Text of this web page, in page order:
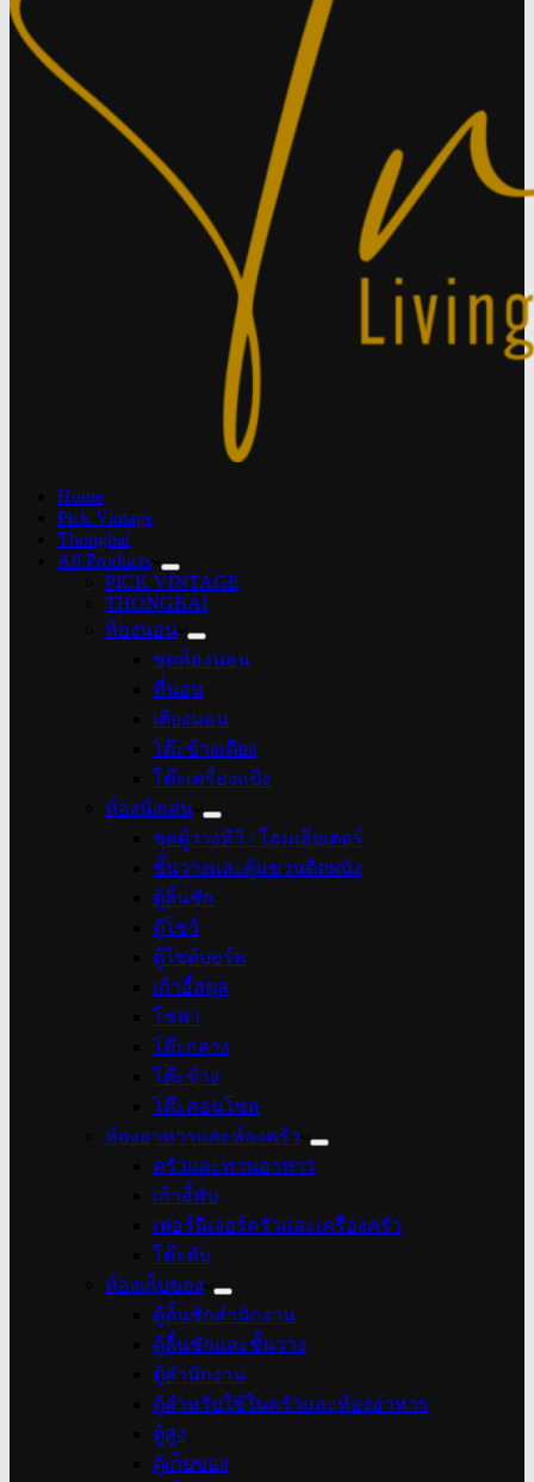
Home
Pick Vintage
Thongbai
All Products
PICK VINTAGE
THONGBAI
ห้องนอน
ชุดห้องนอน
ที่นอน
เตียงนอน
โต๊ะข้างเตียง
โต๊ะเครื่องแป้ง
ห้องนั่งเล่น
ชุดตู้วางทีวี / โฮมเธียเตอร์
ชั้นวางและตู้แขวนติดผนัง
ตู้ลิ้นชัก
ตู้โชว์
ตู้ไซด์บอร์ด
เก้าอี้สตูล
โซฟา
โต๊ะกลาง
โต๊ะข้าง
โต๊ะคอนโซล
ห้องอาหารและห้องครัว
ครัวและทานอาหาร
เก้าอี้พับ
เฟอร์นิเจอร์ครัวและเครื่องครัว
โต๊ะพับ
ห้องเก็บของ
ตู้ลิ้นชักสำนักงาน
ตู้ลิ้นชักและชั้นวาง
ตู้สำนักงาน
ตู้สำหรับใช้ในครัวและห้องอาหาร
ตู้สูง
ตู้เก็บของ